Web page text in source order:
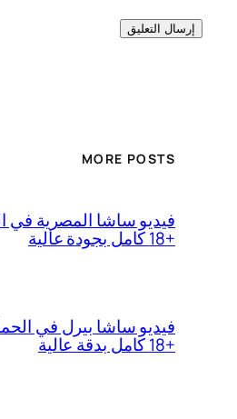
MORE POSTS
فيديو ساشا المصرية في
+18 كامل بجودة عالية
فيديو ساشا بيرل في
+18 كامل بدقة عالية